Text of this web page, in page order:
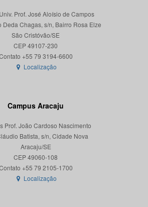
Prof. José Aloísio de Campos
Deda Chagas, s/n, Bairro Rosa Elze
São Cristóvão/SE
CEP 49107-230
Localização
Campus Aracaju
Prof. João Cardoso Nascimento
Batista, s/n, Cidade Nova
Aracaju/SE
CEP 49060-108
Localização